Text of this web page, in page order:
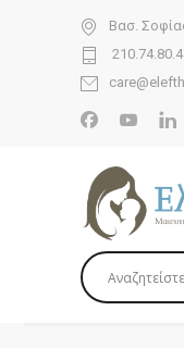
Βασ.